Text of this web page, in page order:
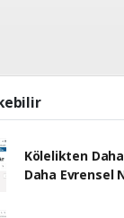
Kölelikten
Daha Evrensel